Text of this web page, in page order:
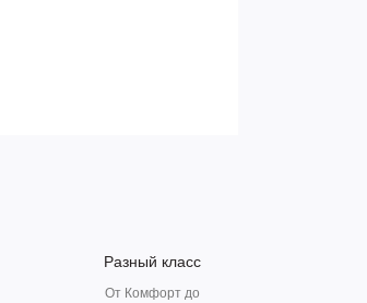
Разный класс
От Комфорт до